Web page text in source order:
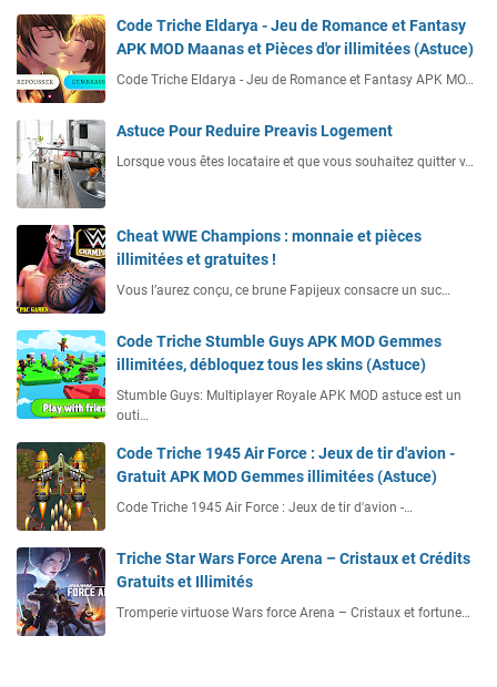
Code Triche Eldarya - Jeu de Romance et Fantasy
APK MOD Maanas et Pièces d'or illimitées (Astuce)
Code Triche Eldarya - Jeu de Romance et Fantasy APK MO…
Astuce Pour Reduire Preavis Logement
Lorsque vous êtes locataire et que vous souhaitez quitter v…
Cheat WWE Champions : monnaie et pièces
illimitées et gratuites !
Vous l’aurez conçu, ce brune Fapijeux consacre un suc…
Code Triche Stumble Guys APK MOD Gemmes
illimitées, débloquez tous les skins (Astuce)
Stumble Guys: Multiplayer Royale APK MOD astuce est un
outi…
Code Triche 1945 Air Force : Jeux de tir d'avion -
Gratuit APK MOD Gemmes illimitées (Astuce)
Code Triche 1945 Air Force : Jeux de tir d'avion -…
Triche Star Wars Force Arena – Cristaux et Crédits
Gratuits et Illimités
Tromperie virtuose Wars force Arena – Cristaux et fortune…